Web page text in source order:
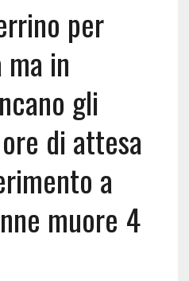
per
ma in
gli
di attesa
a
muore 4